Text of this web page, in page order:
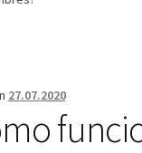
Pago
27.07.2020